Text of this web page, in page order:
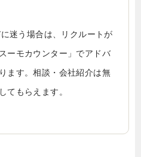
迷う場合は、リクルートが
ーモカウンター」でアドバ
ます。相談・会社紹介は無
てもらえます。